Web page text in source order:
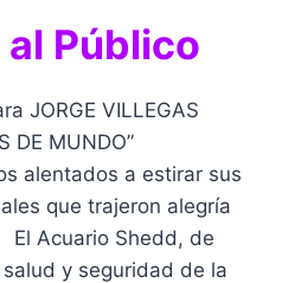
Público
JORGE VILLEGAS
DE MUNDO”
alentados a estirar sus
que trajeron alegría
Acuario Shedd, de
y seguridad de la